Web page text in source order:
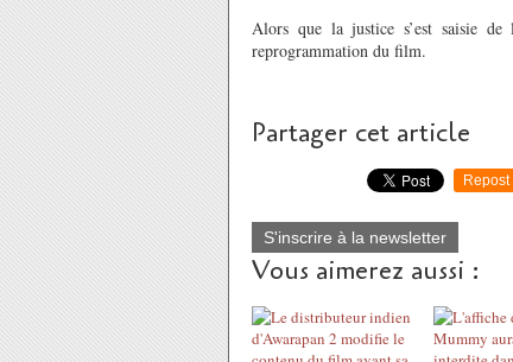
Alors que la justice s’est saisie
reprogrammation du film.
Partager cet article
Repost
S'inscrire à la newsletter
Vous aimerez aussi :